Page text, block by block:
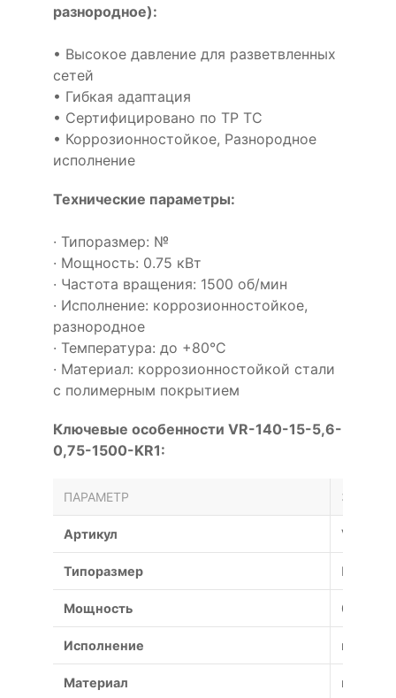
разнородное):
• Высокое давление для разветвленных
сетей
• Гибкая адаптация
• Сертифицировано по ТР ТС
• Коррозионностойкое, Разнородное
исполнение
Технические параметры:
· Типоразмер: №
· Мощность: 0.75 кВт
· Частота вращения: 1500 об/мин
· Исполнение: коррозионностойкое,
разнородное
· Температура: до +80°С
· Материал: коррозионностойкой стали
с полимерным покрытием
Ключевые особенности VR-140-15-5,6-
0,75-1500-KR1:
ПАРАМЕТР
Артикул VR-140-
Типоразмер №
Мощность 0.75 кВт
Исполнение
Материал